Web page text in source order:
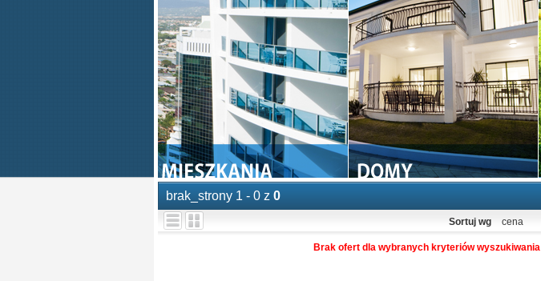
brak_strony 1 - 0 z 0
Sortuj wg cena
Brak ofert dla wybranych kryteriów wyszukiwania